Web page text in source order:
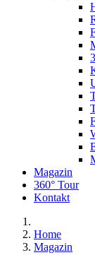
Magazin
360° Tour
Kontakt
Home
Magazin